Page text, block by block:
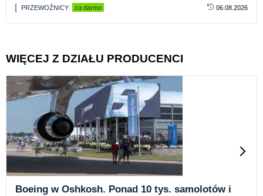
PRZEWOŹNICY za darmo 06.08.2026
WIĘCEJ Z DZIAŁU PRODUCENCI
Boeing w Oshkosh. Ponad 10 tys. samolotów i